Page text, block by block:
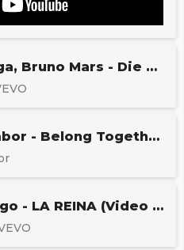
Lady Gaga, Bruno Mars - Die With A Smile (Official Music Video)
Mark Ambor - Belong Together (Official Visualizer)
Lola Indigo - LA REINA (Video Oficial)